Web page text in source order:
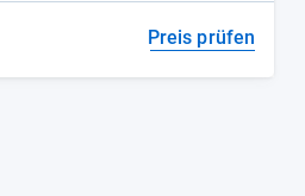
Preis prüfen